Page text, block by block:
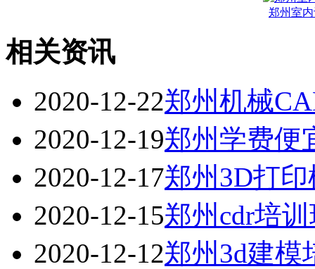
郑州室
相关资讯
2020-12-22郑州机械
2020-12-19郑州学费便
2020-12-17郑州3D打
2020-12-15郑州cdr培
2020-12-12郑州3d建模